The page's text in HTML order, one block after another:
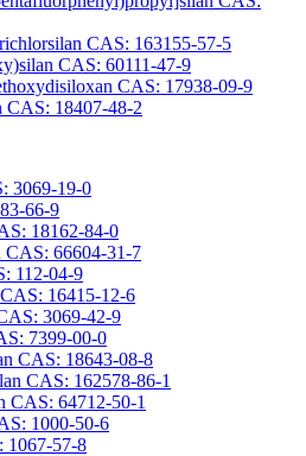
CAS: 163155-57-5
CAS: 60111-47-9
CAS: 17938-09-9
CAS: 18407-48-2
3069-19-0
66-9
18162-84-0
CAS: 66604-31-7
112-04-9
16415-12-6
3069-42-9
7399-00-0
CAS: 18643-08-8
CAS: 162578-86-1
CAS: 64712-50-1
1000-50-6
1067-57-8